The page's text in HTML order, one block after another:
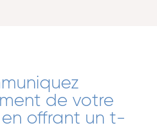
de votre
offrant un t-